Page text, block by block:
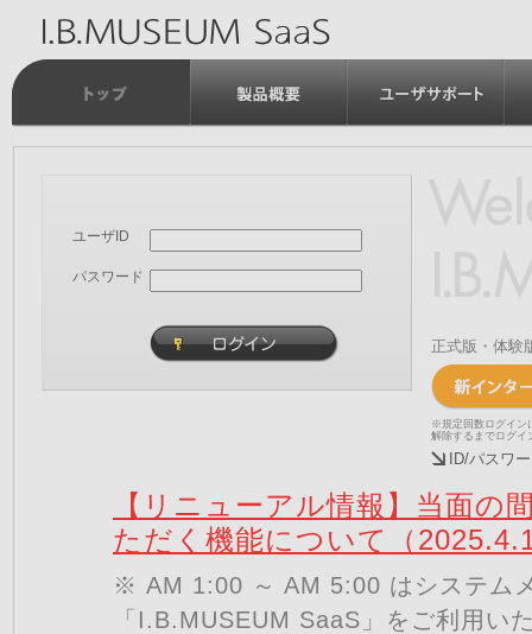
ユーザID
パスワード
正式版・体験
※規定回数ログイン
解除するまでログイ
ID/パスワ
【リニューアル情報】当面の
ただく機能について（
※ AM 1:00 ～ AM 5:00 はシステム
「I.B.MUSEUM SaaS」をご利用い